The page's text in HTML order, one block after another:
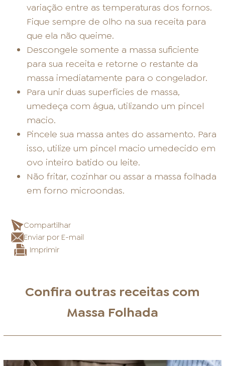
variação entre as temperaturas dos fornos.
Fique sempre de olho na sua receita para
que ela não queime.
Descongele somente a massa suficiente
para sua receita e retorne o restante da
massa imediatamente para o congelador.
Para unir duas superfícies de massa,
umedeça com água, utilizando um pincel
macio.
Pincele sua massa antes do assamento. Para
isso, utilize um pincel macio umedecido em
ovo inteiro batido ou leite.
Não fritar, cozinhar ou assar a massa folhada
em forno microondas.
Compartilhar
Enviar por E-mail
Imprimir
Confira outras receitas com
Massa Folhada